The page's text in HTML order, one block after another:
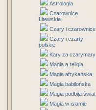
Astrologia
Czarownice
Litewskie
Czary i czarownice
Czary i czarty
polskie
Kary za czarymary
Magia a religia
Magia afrykańska
Magia babilońska
Magia podbija świat
Magia w islamie